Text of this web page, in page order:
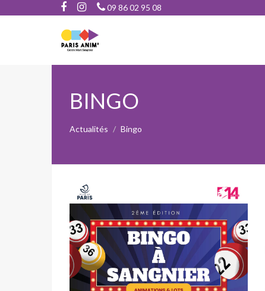
09 86 02 95 08
BINGO
Actualités Bingo